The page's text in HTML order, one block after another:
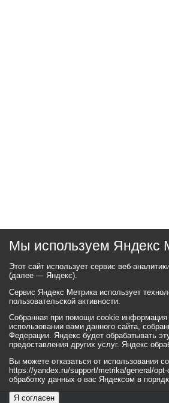
Мы используем Яндекс
Этот сайт использует сервис веб-
(далее — Яндекс).
Сервис Яндекс Метрика использует
пользовательской активности.
Собранная при помощи cookie
использовании вами данного сайта,
Федерации. Яндекс будет обрабатывать
предоставления других услуг. Яндекс
Вы можете отказаться от использования
https://yandex.ru/support/metrika/general/
обработку данных о вас Яндексом в
Я согласен